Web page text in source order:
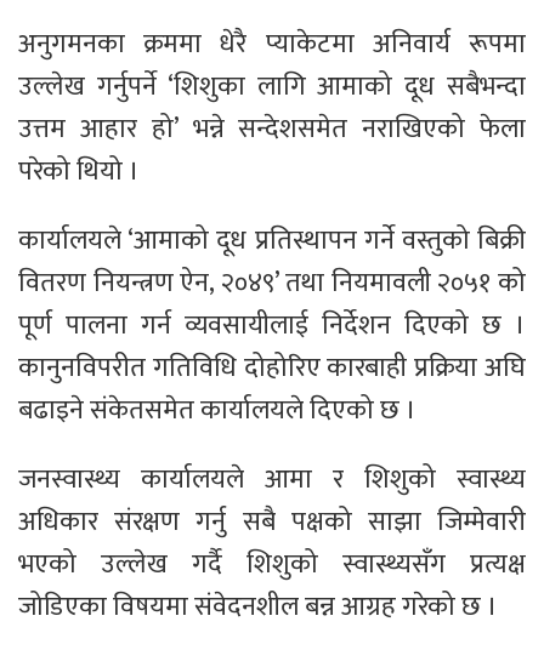
अनुगमनका क्रममा धेरै प्याकेटमा अनिवार्य रूपमा
उल्लेख गर्नुपर्ने ‘शिशुका लागि आमाको दूध सबैभन्दा
उत्तम आहार हो’ भन्ने सन्देशसमेत नराखिएको फेला
परेको थियो ।
कार्यालयले ‘आमाको दूध प्रतिस्थापन गर्ने वस्तुको बिक्री
वितरण नियन्त्रण ऐन, २०४९’ तथा नियमावली २०५१ को
पूर्ण पालना गर्न व्यवसायीलाई निर्देशन दिएको छ ।
कानुनविपरीत गतिविधि दोहोरिए कारबाही प्रक्रिया अघि
बढाइने संकेतसमेत कार्यालयले दिएको छ ।
जनस्वास्थ्य कार्यालयले आमा र शिशुको स्वास्थ्य
अधिकार संरक्षण गर्नु सबै पक्षको साझा जिम्मेवारी
भएको उल्लेख गर्दै शिशुको स्वास्थ्यसँग प्रत्यक्ष
जोडिएका विषयमा संवेदनशील बन्न आग्रह गरेको छ ।